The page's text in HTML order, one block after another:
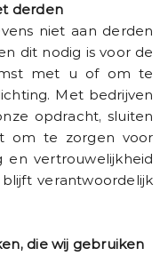
derden
niet aan derden
dit nodig is voor de
met u of om te
Met bedrijven
opdracht, sluiten
om te zorgen voor
en vertrouwelijkheid
blijft verantwoordelijk
die wij gebruiken